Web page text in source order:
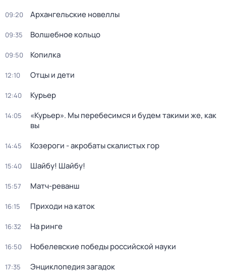
09:20 Архангельские новеллы
09:35 Волшебное кольцо
09:50 Копилка
12:10 Отцы и дети
12:40 Курьер
14:05
«Курьер». Мы перебесимся и будем такими же, как
вы
14:45 Козероги - акробаты скалистых гор
15:40 Шайбу! Шайбу!
15:57 Матч-реванш
16:15 Приходи на каток
16:32 На ринге
16:50 Нобелевские победы российской науки
17:35 Энциклопедия загадок